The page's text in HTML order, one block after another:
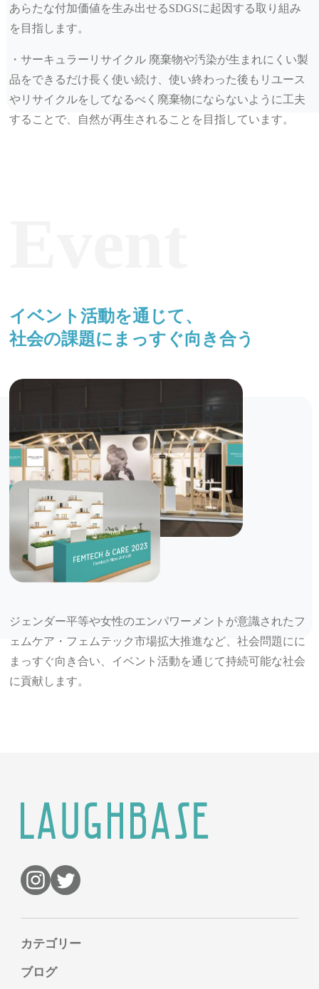
あらたな付加価値を生み出せるSDGSに起因する取り組み
を目指します。
・サーキュラーリサイクル 廃棄物や汚染が生まれにくい製
品をできるだけ長く使い続け、使い終わった後もリユース
やリサイクルをしてなるべく廃棄物にならないように工夫
することで、自然が再生されることを目指しています。
イベント活動を通じて、
社会の課題にまっすぐ向き合う
ジェンダー平等や女性のエンパワーメントが意識されたフ
ェムケア・フェムテック市場拡大推進など、社会問題にに
まっすぐ向き合い、イベント活動を通じて持続可能な社会
に貢献します。
カテゴリー
ブログ